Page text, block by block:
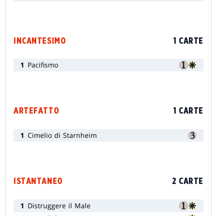
INCANTESIMO 1 CARTE
1 Pacifismo
ARTEFATTO 1 CARTE
1 Cimelio di Starnheim
ISTANTANEO 2 CARTE
1 Distruggere il Male